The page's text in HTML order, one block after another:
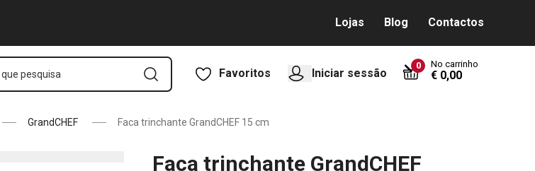
Lojas Blog Contactos
que pesquisa Favoritos Iniciar sessão
0 No carrinho
€ 0,00
GrandCHEF Faca trinchante GrandCHEF 15 cm
Faca trinchante GrandCHEF